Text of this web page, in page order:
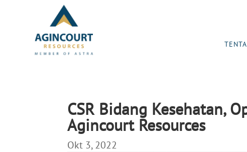
​​CSR Bidang Kesehatan,
Agincourt Resources
Okt 3, 2022